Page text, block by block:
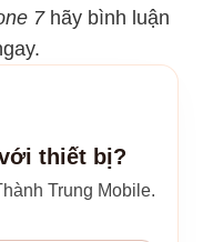
7hãy bình luận
thiết bị?
Trung Mobile.